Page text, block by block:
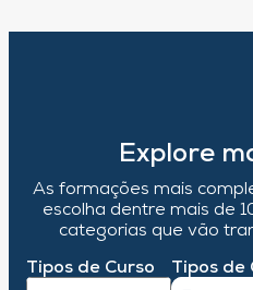
Explore
As formações mais
escolha dentre mais de
categorias que vão
Tipos de Curso Tipos de